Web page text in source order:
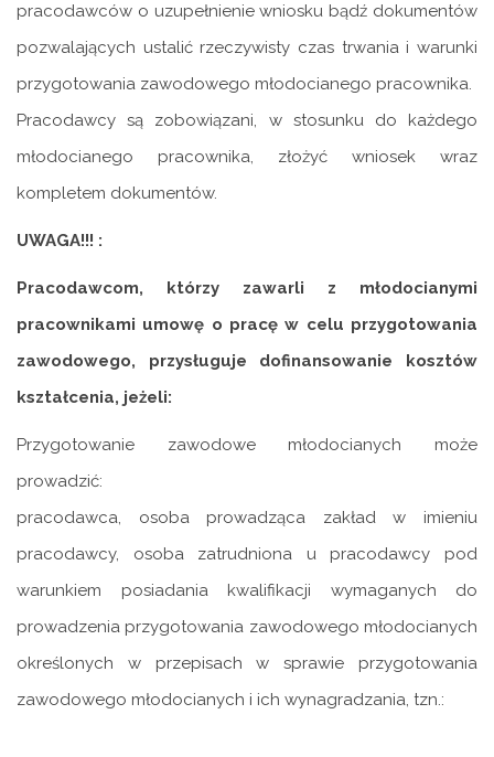
pracodawców o uzupełnienie wniosku bądź dokumentów
pozwalających ustalić rzeczywisty czas trwania i warunki
przygotowania zawodowego młodocianego pracownika.
Pracodawcy są zobowiązani, w stosunku do każdego
młodocianego pracownika, złożyć wniosek wraz
kompletem dokumentów.
UWAGA!!! :
Pracodawcom, którzy zawarli z młodocianymi
pracownikami umowę o pracę w celu przygotowania
zawodowego, przysługuje dofinansowanie kosztów
kształcenia, jeżeli:
Przygotowanie zawodowe młodocianych może
prowadzić:
pracodawca, osoba prowadząca zakład w imieniu
pracodawcy, osoba zatrudniona u pracodawcy pod
warunkiem posiadania kwalifikacji wymaganych do
prowadzenia przygotowania zawodowego młodocianych
określonych w przepisach w sprawie przygotowania
zawodowego młodocianych i ich wynagradzania, tzn.: